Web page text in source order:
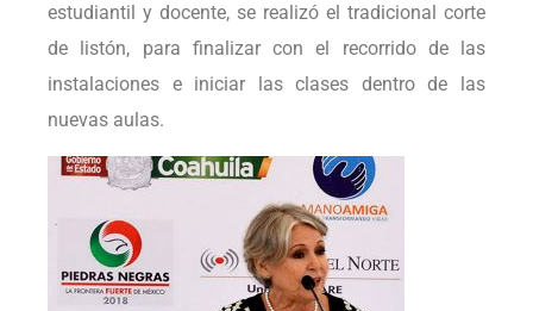
estudiantil y docente, se realizó el tradicional corte
de listón, para finalizar con el recorrido de las
instalaciones e iniciar las clases dentro de las
nuevas aulas.